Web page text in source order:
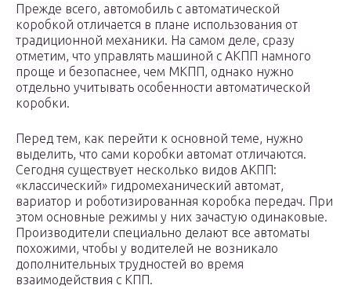
Прежде всего, автомобиль с автоматической
коробкой отличается в плане использования от
традиционной механики. На самом деле, сразу
отметим, что управлять машиной с АКПП намного
проще и безопаснее, чем МКПП, однако нужно
отдельно учитывать особенности автоматической
коробки.
Перед тем, как перейти к основной теме, нужно
выделить, что сами коробки автомат отличаются.
Сегодня существует несколько видов АКПП:
«классический» гидромеханический автомат,
вариатор и роботизированная коробка передач. При
этом основные режимы у них зачастую одинаковые.
Производители специально делают все автоматы
похожими, чтобы у водителей не возникало
дополнительных трудностей во время
взаимодействия с КПП.